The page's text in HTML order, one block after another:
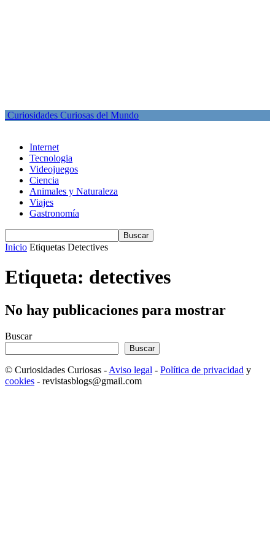
Curiosidades Curiosas del Mundo
Internet
Tecnologia
Videojuegos
Ciencia
Animales y Naturaleza
Viajes
Gastronomía
Inicio Etiquetas Detectives
Etiqueta: detectives
No hay publicaciones para mostrar
Buscar
Buscar
© Curiosidades Curiosas - Aviso legal - Política de privacidad y
cookies - revistasblogs@gmail.com